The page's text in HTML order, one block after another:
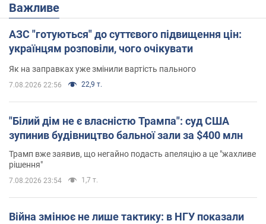
Важливе
АЗС "готуються" до суттєвого підвищення цін:
українцям розповіли, чого очікувати
Як на заправках уже змінили вартість пального
7.08.2026 22:56 22,9 т.
"Білий дім не є власністю Трампа": суд США
зупинив будівництво бальної зали за $400 млн
Трамп вже заявив, що негайно подасть апеляцію а це "жахливе
рішення"
7.08.2026 23:54 1,7 т.
Війна змінює не лише тактику: в НГУ показали